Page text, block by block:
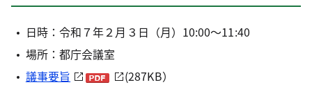
日時：令和７年２月３日（月）10:00～11:40
場所：都庁会議室
議事要旨
(287KB）